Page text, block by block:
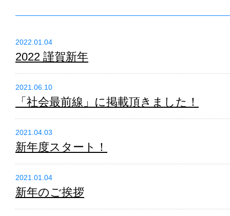
2022.01.04
2022 謹賀新年
2021.06.10
「社会最前線」に掲載頂きました！
2021.04.03
新年度スタート！
2021.01.04
新年のご挨拶